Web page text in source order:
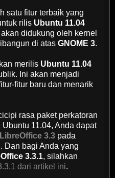
satu fitur terbaik yang
rilis Ubuntu 11.04
didukung oleh kernel
di atasGNOME 3.
merilis Ubuntu 11.04
Ini akan menjadi
fitur baru dan menarik
rasa paket perkatoran
11.04, Anda dapat
LibreOffice 3.3 pada
Dan bagi Anda yang
3.3.1, silahkan
dari artikel ini.